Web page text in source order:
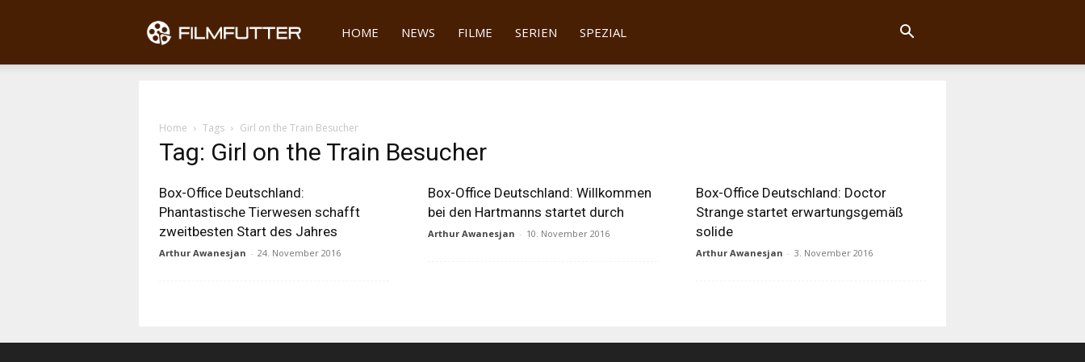
Filmfutter
HOME NEWS FILME SERIEN SPEZIAL
Home Tags Girl on the Train Besucher
Tag: Girl on the Train Besucher
Box-Office Deutschland:
Phantastische Tierwesen schafft
zweitbesten Start des Jahres
Arthur Awanesjan - 24. November 2016
Box-Office Deutschland: Willkommen
bei den Hartmanns startet durch
Arthur Awanesjan - 10. November 2016
Box-Office Deutschland: Doctor
Strange startet erwartungsgemäß
solide
Arthur Awanesjan - 3. November 2016